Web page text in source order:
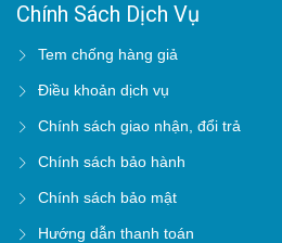
Chính Sách Dịch Vụ
Tem chống hàng giả
Điều khoản dịch vụ
Chính sách giao nhận, đổi trả
Chính sách bảo hành
Chính sách bảo mật
Hướng dẫn thanh toán